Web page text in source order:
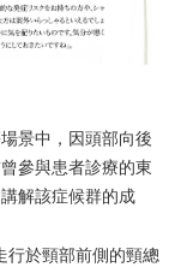
景中，因頭部向後
參與患者診療的東
解該症候群的成
行於頸部前側的頸總